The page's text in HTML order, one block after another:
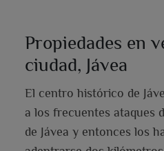
Propiedades en
ciudad, Jávea
El centro histórico de
a los frecuentes ataques
de Jávea y entonces los